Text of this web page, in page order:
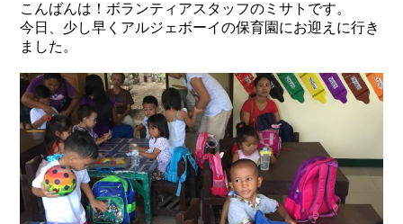
こんばんは！ボランティアスタッフのミサトです。
今日、少し早くアルジェボーイの保育園にお迎えに行き
ました。